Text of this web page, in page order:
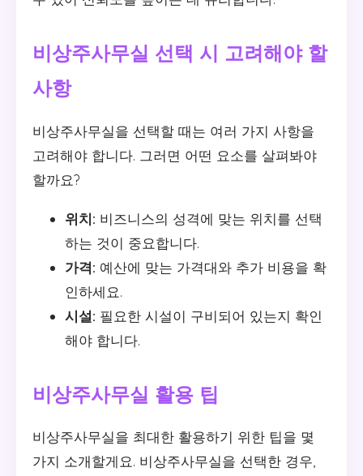
비상주사무실 선택 시 고려해야 할
사항
비상주사무실을 선택할 때는 여러 가지 사항을
고려해야 합니다. 그러면 어떤 요소를 살펴봐야
할까요?
위치: 비즈니스의 성격에 맞는 위치를 선택
하는 것이 중요합니다.
가격: 예산에 맞는 가격대와 추가 비용을 확
인하세요.
시설: 필요한 시설이 구비되어 있는지 확인
해야 합니다.
비상주사무실 활용 팁
비상주사무실을 최대한 활용하기 위한 팁을 몇
가지 소개할게요. 비상주사무실을 선택한 경우,